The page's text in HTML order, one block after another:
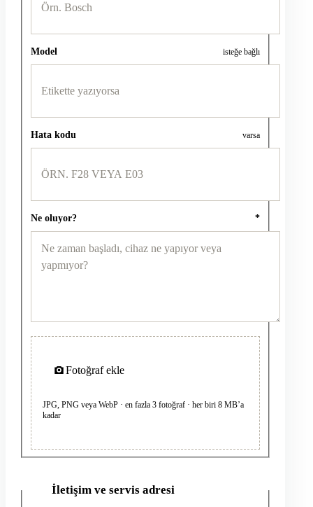
Model isteğe bağlı
Hata kodu varsa
Ne oluyor? *
Fotoğraf ekle
JPG, PNG veya WebP · en fazla 3 fotoğraf · her biri 8 MB’a
kadar
İletişim ve servis adresi